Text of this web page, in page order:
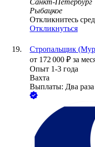
Санкт-Петербург
Рыбацкое
Откликнитесь
Откликнуться
Стропальщик
от 172 000 ₽ за
Опыт 1-3 года
Вахта
Выплаты: Два раза